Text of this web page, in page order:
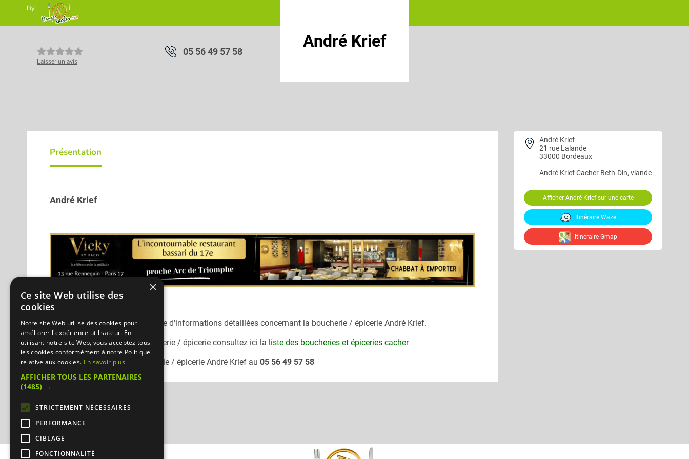
By
André Krief
05 56 49 57 58
Laisser un avis
André Krief
21 rue Lalande
33000 Bordeaux
André KriefCacher Beth-Din, viande
Afficher André Krief sur une carte
Itinéraire Waze
Itinéraire Gmap
Présentation
André Krief
Désolé, nous n'avons pas encore d'informations détaillées concernant la boucherie / épicerie André Krief.
Pour consulter une autre boucherie / épicerie consultez ici la liste des boucheries et épiceries cacher
Vous pouvez joindre la boucherie / épicerie André Krief au 05 56 49 57 58
×
Ce site Web utilise des
cookies
Notre site Web utilise des cookies pour
améliorer l'expérience utilisateur. En
utilisant notre site Web, vous acceptez tous
les cookies conformément à notre Politique
relative aux cookies. En savoir plus
AFFICHER TOUS LES PARTENAIRES
(1485) →
STRICTEMENT NÉCESSAIRES
PERFORMANCE
CIBLAGE
FONCTIONNALITÉ